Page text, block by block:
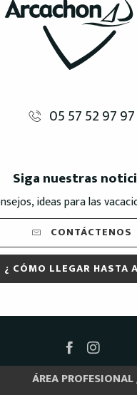
05 57 52 97 97
Siga nuestras
ideas para las
CONTÁCTENOS
¿ CÓMO LLEGAR HASTA
ÁREA